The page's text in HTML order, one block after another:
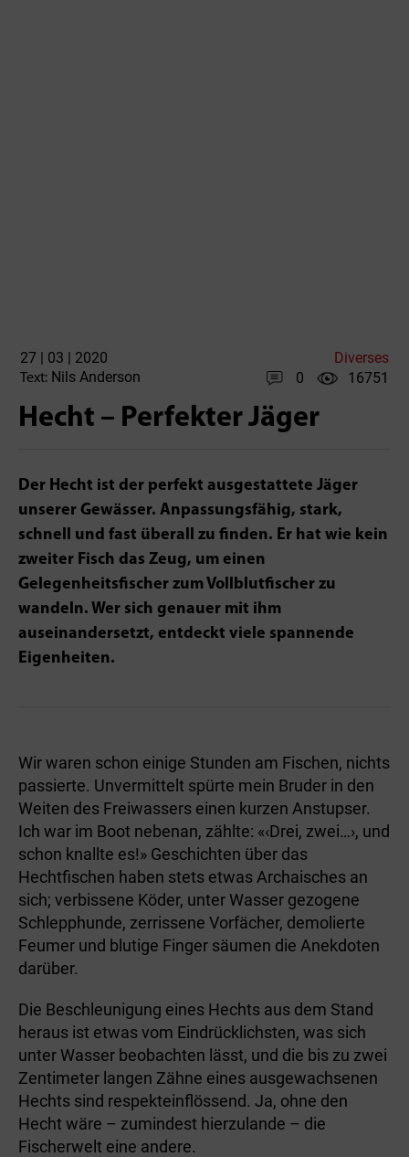
27 | 03 | 2020 Diverses
Text: Nils Anderson 0 16751
Hecht – Perfekter Jäger
Der Hecht ist der perfekt ausgestattete Jäger
unserer Gewässer. Anpassungsfähig, stark,
schnell und fast überall zu finden. Er hat wie kein
zweiter Fisch das Zeug, um einen
Gelegenheitsfischer zum Vollblutfischer zu
wandeln. Wer sich genauer mit ihm
auseinandersetzt, entdeckt viele spannende
Eigenheiten.
Wir waren schon einige Stunden am Fischen, nichts
passierte. Unvermittelt spürte mein Bruder in den
Weiten des Freiwassers einen kurzen Anstupser.
Ich war im Boot nebenan, zählte: «‹Drei, zwei…›, und
schon knallte es!» Geschichten über das
Hechtfischen haben stets etwas Archaisches an
sich; verbissene Köder, unter Wasser gezogene
Schlepphunde, zerrissene Vor­fächer, demolierte
Feumer und blutige Finger säumen die Anekdoten
darüber.
Die Beschleunigung eines Hechts aus dem Stand
heraus ist etwas vom Eindrücklichsten, was sich
unter Wasser beobachten lässt, und die bis zu zwei
Zentimeter langen Zähne eines ausgewachsenen
Hechts sind respekteinflössend. Ja, ohne den
Hecht wäre – zumindest hierzulande – die
Fischerwelt eine andere.